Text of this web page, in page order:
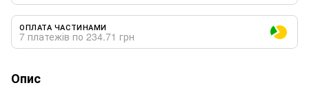
ОПЛАТА ЧАСТИНАМИ
7 платежів по 234.71 грн
Опис